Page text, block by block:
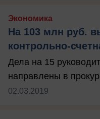
Экономика
На 103 млн руб.
контрольно-
Дела на 15
направлены в
02.03.2019